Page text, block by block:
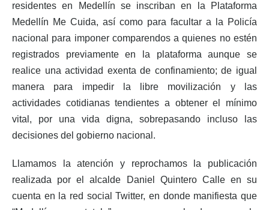
residentes en Medellín se inscriban en la Plataforma
Medellín Me Cuida, así como para facultar a la Policía
nacional para imponer comparendos a quienes no estén
registrados previamente en la plataforma aunque se
realice una actividad exenta de confinamiento; de igual
manera para impedir la libre movilización y las
actividades cotidianas tendientes a obtener el mínimo
vital, por una vida digna, sobrepasando incluso las
decisiones del gobierno nacional.
Llamamos la atención y reprochamos la publicación
realizada por el alcalde Daniel Quintero Calle en su
cuenta en la red social Twitter, en donde manifiesta que